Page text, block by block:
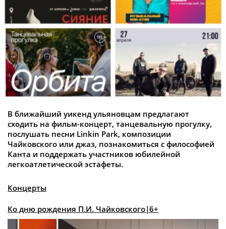
В ближайший уикенд ульяновцам предлагают
сходить на фильм-концерт, танцевальную прогулку,
послушать песни Linkin Park, композиции
Чайковского или джаз, познакомиться с философией
Канта и поддержать участников юбилейной
легкоатлетической эстафеты.
Концерты
Ко дню рождения П.И. Чайковского|6+